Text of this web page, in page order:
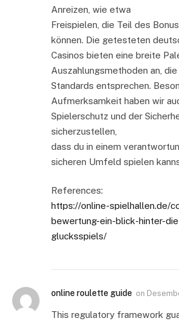
Anreizen, wie etwa
Freispielen, die Teil des
können. Die getesteten
Casinos bieten eine breite
Auszahlungsmethoden an,
Standards entsprechen.
Aufmerksamkeit haben wir
Spielerschutz und der
sicherzustellen,
dass du in einem
sicheren Umfeld spielen
References:
https://online-spielhallen.de/
bewertung-ein-blick-hinter-
glucksspiels/
online roulette guide on
This regulatory framework